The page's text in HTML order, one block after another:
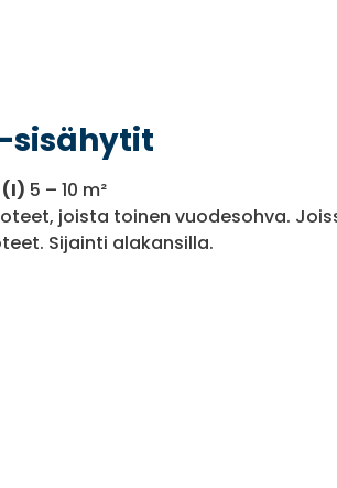
sisähytit
5 – 10 m²
joista toinen vuodesohva.
Sijainti alakansilla.